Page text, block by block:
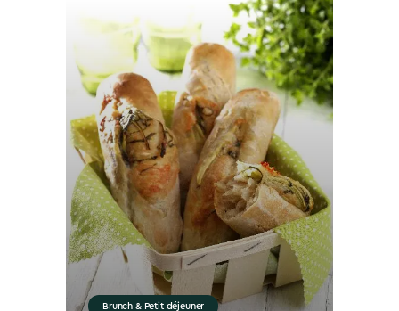
Brunch & Petit déjeuner